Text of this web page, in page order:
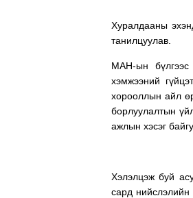
Хуралдааны
танилцуулав.
МАН-ын бүлгээс
хэмжээний
хорооллын айл
борлуулалтын
ажлын хэсэг
Хэлэлцэж буй
сард нийслэлийн